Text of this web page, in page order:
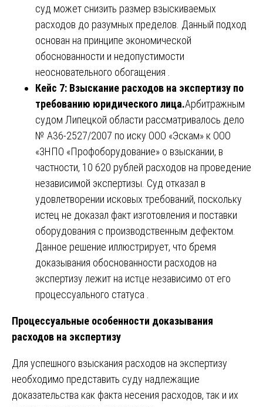
суд может снизить размер взыскиваемых
расходов до разумных пределов. Данный подход
основан на принципе экономической
обоснованности и недопустимости
неосновательного обогащения .
Кейс 7: Взыскание расходов на экспертизу по
требованию юридического лица.Арбитражным
судом Липецкой области рассматривалось дело
№ А36-2527/2007 по иску ООО «Эскам» к ООО
«ЗНПО «Профоборудование» о взыскании, в
частности, 10 620 рублей расходов на проведение
независимой экспертизы. Суд отказал в
удовлетворении исковых требований, поскольку
истец не доказал факт изготовления и поставки
оборудования с производственным дефектом.
Данное решение иллюстрирует, что бремя
доказывания обоснованности расходов на
экспертизу лежит на истце независимо от его
процессуального статуса .
Процессуальные особенности доказывания
расходов на экспертизу
Для успешного взыскания расходов на экспертизу
необходимо представить суду надлежащие
доказательства как факта несения расходов, так и их